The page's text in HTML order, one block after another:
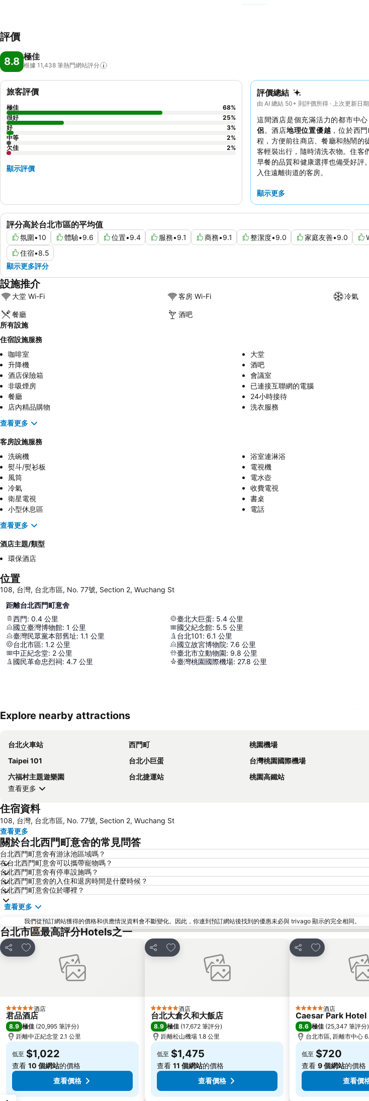
評價
8.8 極佳
根據 11,438 筆熱門網站評分
評價總結
由 AI 總結 50+ 則評價所得 · 上次更新日
這間酒店是個充滿活力的都市中
侶。酒店地理位置優越 ，位於西
程，方便前往商店、餐廳和熱鬧的
客輕裝出行，隨時清洗衣物。住客
早餐的品質和健康選擇也備受好評
入住遠離街道的客房。
顯示更多
評分高於台北市區的平均值
氛圍•10 體驗•9.6 位置•9.4 服務•9.1 商務•9.1 整潔度•9.0 家庭友善•9.0
住宿•8.5
顯示更多評分
旅客評價
極佳 68%
很好
25%
好
3%
中等
2%
欠佳
2%
顯示評價
設施推介
大堂 Wi-Fi 客房 Wi-Fi 冷氣
餐廳
酒吧
所有設施
住宿設施服務
咖啡室
大堂
升降機
酒吧
酒店保險箱
會議室
非吸煙房
已連接互聯網的電腦
餐廳
24小時接待
店內精品購物
洗衣服務
查看更多
客房設施服務
洗碗機
浴室連淋浴
熨斗/熨衫板
電視機
風筒
電水壺
冷氣
收費電視
衛星電視
書桌
小型休息區
電話
查看更多
酒店主題/類型
環保酒店
位置
108, 台灣, 台北市區, No. 77號, Section 2, Wuchang St
距離台北西門町意舍
西門: 0.4 公里
國立臺灣博物館: 1 公里
臺灣民眾黨本部舊址: 1.1 公里
台北市區: 1.2 公里
中正紀念堂: 2 公里
國民革命忠烈祠: 4.7 公里
臺北大巨蛋: 5.4 公里
國父紀念館: 5.5 公里
台北101: 6.1 公里
國立故宮博物院: 7.6 公里
臺北市立動物園: 9.8 公里
臺灣桃園國際機場: 27.8 公里
Explore nearby attractions
台北火車站 西門町 桃園機場
Taipei 101
台北小巨蛋 台灣桃園國際機場
六福村主題遊樂園
台北捷運站 桃園高鐵站
查看更多
住宿資料
108, 台灣, 台北市區, No. 77號, Section 2, Wuchang St
查看更多
關於台北西門町意舍的常見問答
台北西門町意舍有游泳池區域嗎？
在台北西門町意舍可以攜帶寵物嗎？
台北西門町意舍有停車設施嗎？
台北西門町意舍的入住和退房時間是什麼時候？
台北西門町意舍位於哪裡？
查看更多
我們從預訂網站獲得的價格和供應情況資料會不斷變化。因此，你連到預訂網站後找到的優惠未必與 trivago 顯示的完全相同。
台北市區最高評分Hotels之一
分享
放到收藏夾
5 星級 酒店
君品酒店
8.9 極佳 (20,995 筆評分)
距離中正紀念堂 2.1 公里
低至 $1,022
查看 10 個網站的價格
查看價格
分享
放到收藏夾
5 星級 酒店
台北大倉久和大飯店
8.9 極佳 (17,672 筆評分)
距離松山機場 1.8 公里
低至 $1,475
查看 11 個網站的價格
查看價格
分享
放到收藏夾
5 星級 酒店
Caesar Park Hotel
8.6 極佳 (25,347 筆評分)
台北市區, 距離市中心
低至 $720
查看 9 個網站的價格
查看價